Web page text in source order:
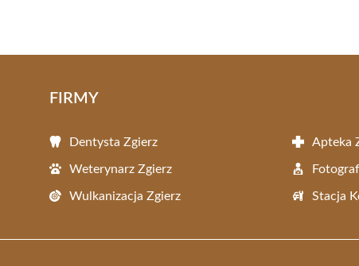
FIRMY
Dentysta Zgierz Apteka
Weterynarz Zgierz
Wulkanizacja Zgierz Stacja